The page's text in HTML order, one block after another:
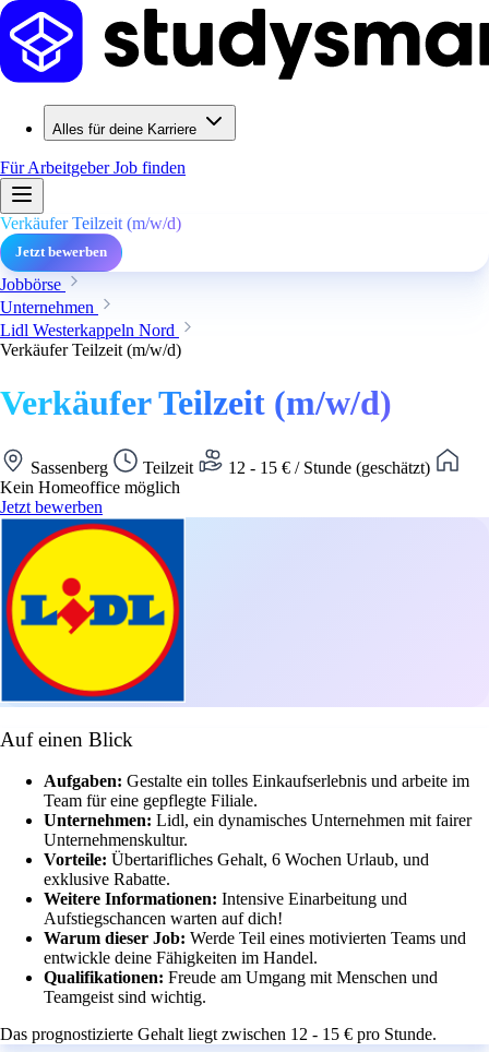
Alles für deine Karriere
Für ArbeitgeberJob finden
Verkäufer Teilzeit (m/w/d)
Jetzt bewerben
Jobbörse
Unternehmen
Lidl Westerkappeln Nord
Verkäufer Teilzeit (m/w/d)
Verkäufer Teilzeit (m/w/d)
Sassenberg Teilzeit
12 - 15 € / Stunde (geschätzt)
Kein Homeoffice möglich
Jetzt bewerben
Auf einen Blick
Aufgaben: Gestalte ein tolles Einkaufserlebnis und arbeite im
Team für eine gepflegte Filiale.
Unternehmen: Lidl, ein dynamisches Unternehmen mit fairer
Unternehmenskultur.
Vorteile: Übertarifliches Gehalt, 6 Wochen Urlaub, und
exklusive Rabatte.
Weitere Informationen: Intensive Einarbeitung und
Aufstiegschancen warten auf dich!
Warum dieser Job: Werde Teil eines motivierten Teams und
entwickle deine Fähigkeiten im Handel.
Qualifikationen: Freude am Umgang mit Menschen und
Teamgeist sind wichtig.
Das prognostizierte Gehalt liegt zwischen 12 - 15 € pro Stunde.